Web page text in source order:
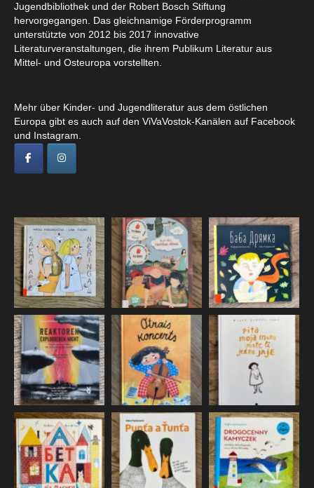
Jugendbibliothek und der Robert Bosch Stiftung
hervorgegangen. Das gleichnamige Förderprogramm
unterstützte von 2012 bis 2017 innovative
Literaturveranstaltungen, die ihrem Publikum Literatur aus
Mittel- und Osteuropa vorstellten.
Mehr über Kinder- und Jugendliteratur aus dem östlichen
Europa gibt es auch auf den ViVaVostok-Kanälen auf Facebook
und Instagram.